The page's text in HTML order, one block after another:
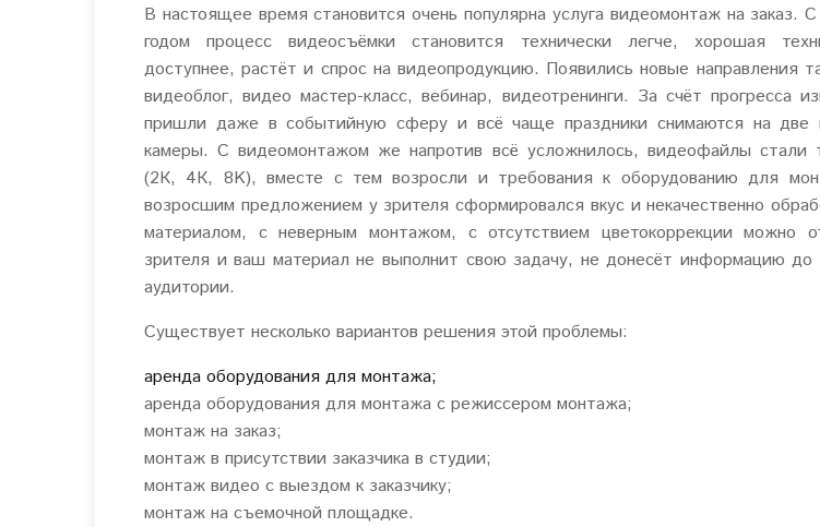
В настоящее время становится очень популярна услуга видеомонтаж на заказ.
годом процесс видеосъёмки становится технически легче, хорошая
доступнее, растёт и спрос на видеопродукцию. Появились новые направления
видеоблог, видео мастер-класс, вебинар, видеотренинги. За счёт прогресса
пришли даже в событийную сферу и всё чаще праздники снимаются на две
камеры. С видеомонтажом же напротив всё усложнилось, видеофайлы стали
(2К, 4К, 8K), вместе с тем возросли и требования к оборудованию для
возросшим предложением у зрителя сформировался вкус и некачественно
материалом, с неверным монтажом, с отсутствием цветокоррекции можно
зрителя и ваш материал не выполнит свою задачу, не донесёт информацию до
аудитории.
Существует несколько вариантов решения этой проблемы:
аренда оборудования для монтажа;
аренда оборудования для монтажа с режиссером монтажа;
монтаж на заказ;
монтаж в присутствии заказчика в студии;
монтаж видео с выездом к заказчику;
монтаж на съемочной площадке.